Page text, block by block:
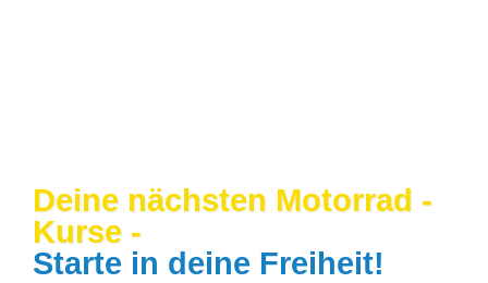
Deine nächsten Motorrad -
Kurse -
Starte in deine Freiheit!